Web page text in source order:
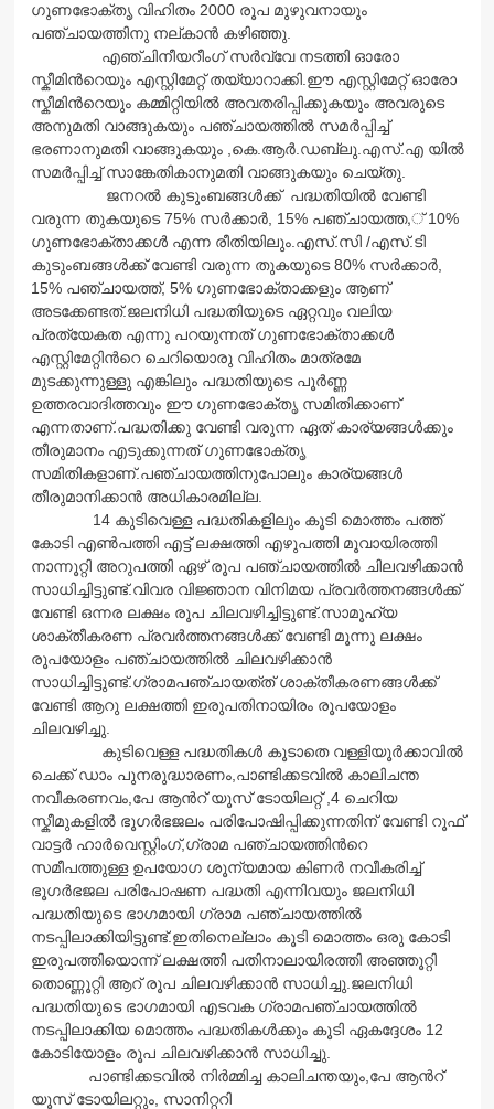
ഗുണഭോക്തൃ വിഹിതം 2000 രൂപ മുഴുവനായും
പഞ്ചായത്തിനു നല്കാന്‍ കഴിഞ്ഞു.
എഞ്ചിനീയറീംഗ് സര്‍വ്വേ നടത്തി ഓരോ
സ്കീമിന്‍റെയും എസ്റ്റിമേറ്റ് തയ്യാറാക്കി.ഈ എസ്റ്റിമേറ്റ് ഓരോ
സ്കീമിന്‍റെയും കമ്മിറ്റിയില്‍ അവതരിപ്പിക്കുകയും അവരുടെ
അനുമതി വാങ്ങുകയും പഞ്ചായത്തില്‍ സമര്‍പ്പിച്ച്
ഭരണാനുമതി വാങ്ങുകയും ,കെ.ആര്‍.ഡബ്ലു.എസ്.എ യില്‍
സമര്‍പ്പിച്ച് സാങ്കേതികാനുമതി വാങ്ങുകയും ചെയ്തു.
ജനറല്‍ കുടുംബങ്ങള്‍ക്ക് പദ്ധതിയില്‍ വേണ്ടി
വരുന്ന തുകയുടെ 75% സര്‍ക്കാര്‍, 15% പഞ്ചായത്ത,് 10%
ഗുണഭോക്താക്കള്‍ എന്ന രീതിയിലും.എസ്.സി /എസ്.ടി
കുടുംബങ്ങള്‍ക്ക് വേണ്ടി വരുന്ന തുകയുടെ 80% സര്‍ക്കാര്‍,
15% പഞ്ചായത്ത്, 5% ഗുണഭോക്താക്കളും ആണ്
അടക്കേണ്ടത്.ജലനിധി പദ്ധതിയുടെ ഏറ്റവും വലിയ
പ്രത്യേകത എന്നു പറയുന്നത് ഗുണഭോക്താക്കള്‍
എസ്റ്റിമേറ്റിന്‍റെ ചെറിയൊരു വിഹിതം മാത്രമേ
മുടക്കുന്നുള്ളു എങ്കിലും പദ്ധതിയുടെ പൂര്‍ണ്ണ
ഉത്തരവാദിത്തവും ഈ ഗുണഭോക്തൃ സമിതിക്കാണ്
എന്നതാണ്.പദ്ധതിക്കു വേണ്ടി വരുന്ന ഏത് കാര്യങ്ങള്‍ക്കും
തീരുമാനം എടുക്കുന്നത് ഗുണഭോക്തൃ
സമിതികളാണ്.പഞ്ചായത്തിനുപോലും കാര്യങ്ങള്‍
തീരുമാനിക്കാന്‍ അധികാരമില്ല.
14 കുടിവെള്ള പദ്ധതികളിലും കൂടി മൊത്തം പത്ത്
കോടി എണ്‍പത്തി എട്ട് ലക്ഷത്തി എഴുപത്തി മൂവായിരത്തി
നാന്നൂറ്റി അറുപത്തി ഏഴ് രൂപ പഞ്ചായത്തില്‍ ചിലവഴിക്കാന്‍
സാധിച്ചിട്ടുണ്ട്.വിവര വിജ്ഞാന വിനിമയ പ്രവര്‍ത്തനങ്ങള്‍ക്ക്
വേണ്ടി ഒന്നര ലക്ഷം രൂപ ചിലവഴിച്ചിട്ടുണ്ട്.സാമൂഹ്യ
ശാക്തീകരണ പ്രവര്‍ത്തനങ്ങള്‍ക്ക് വേണ്ടി മൂന്നു ലക്ഷം
രൂപയോളം പഞ്ചായത്തില്‍ ചിലവഴിക്കാന്‍
സാധിച്ചിട്ടുണ്ട്.ഗ്രാമപഞ്ചായത്ത് ശാക്തീകരണങ്ങള്‍ക്ക്
വേണ്ടി ആറു ലക്ഷത്തി ഇരുപതിനായിരം രൂപയോളം
ചിലവഴിച്ചു.
കുടിവെള്ള പദ്ധതികള്‍ കൂടാതെ വള്ളിയൂര്‍ക്കാവില്‍
ചെക്ക് ഡാം പുനരുദ്ധാരണം,പാണ്ടിക്കടവില്‍ കാലിചന്ത
നവീകരണവം,പേ ആന്‍റ് യൂസ് ടോയിലറ്റ് ,4 ചെറിയ
സ്കീമുകളില്‍ ഭൂഗര്‍ഭജലം പരിപോഷിപ്പിക്കുന്നതിന് വേണ്ടി റൂഫ്
വാട്ടര്‍ ഹാര്‍വെസ്റ്റിംഗ്,ഗ്രാമ പഞ്ചായത്തിന്‍റെ
സമീപത്തുള്ള ഉപയോഗ ശൂന്യമായ കിണര്‍ നവീകരിച്ച്
ഭൂഗര്‍ഭജല പരിപോഷണ പദ്ധതി എന്നിവയും ജലനിധി
പദ്ധതിയുടെ ഭാഗമായി ഗ്രാമ പഞ്ചായത്തില്‍
നടപ്പിലാക്കിയിട്ടുണ്ട്.ഇതിനെല്ലാം കൂടി മൊത്തം ഒരു കോടി
ഇരുപത്തിയൊന്ന് ലക്ഷത്തി പതിനാലായിരത്തി അഞ്ഞൂറ്റി
തൊണ്ണൂറ്റി ആറ് രൂപ ചിലവഴിക്കാന്‍ സാധിച്ചു.ജലനിധി
പദ്ധതിയുടെ ഭാഗമായി എടവക ഗ്രാമപഞ്ചായത്തില്‍
നടപ്പിലാക്കിയ മൊത്തം പദ്ധതികള്‍ക്കും കൂടി ഏകദ്ദേശം 12
കോടിയോളം രൂപ ചിലവഴിക്കാന്‍ സാധിച്ചു.
പാണ്ടിക്കടവില്‍ നിര്‍മ്മിച്ച കാലിചന്തയും,പേ ആന്‍റ്
യൂസ് ടോയിലറ്റും, സാനിറ്ററി